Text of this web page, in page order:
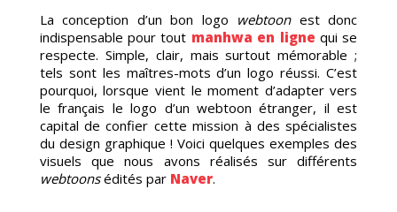
La conception d’un bon logo webtoonest donc
indispensable pour tout manhwa en ligne qui se
respecte. Simple, clair, mais surtout mémorable ;
tels sont les maîtres-mots d’un logo réussi. C’est
pourquoi, lorsque vient le moment d’adapter vers
le français le logo d’un webtoon étranger, il est
capital de confier cette mission à des spécialistes
du design graphique ! Voici quelques exemples des
visuels que nous avons réalisés sur différents
webtoonsédités par Naver.